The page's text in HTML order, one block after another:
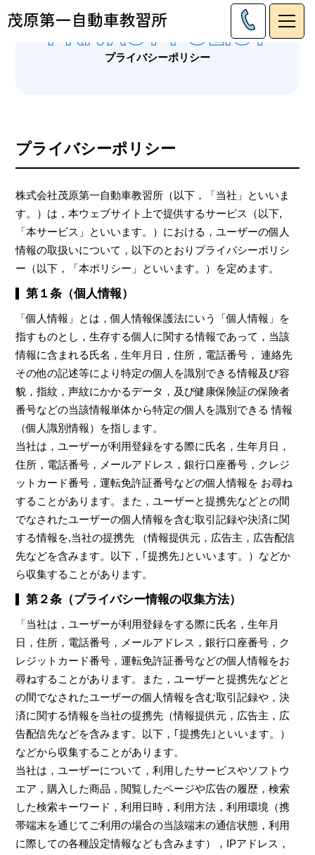
PRIVACY POLICY
プライバシーポリシー
プライバシーポリシー
株式会社茂原第一自動車教習所（以下，「当社」といいま
す。）は，本ウェブサイト上で提供するサービス（以下,
「本サービス」といいます。）における，ユーザーの個人
情報の取扱いについて，以下のとおりプライバシーポリシ
ー（以下，「本ポリシー」といいます。）を定めます。
第１条（個人情報）
「個人情報」とは，個人情報保護法にいう「個人情報」を
指すものとし，生存する個人に関する情報であって，当該
情報に含まれる氏名，生年月日，住所，電話番号， 連絡先
その他の記述等により特定の個人を識別できる情報及び容
貌，指紋，声紋にかかるデータ，及び健康保険証の保険者
番号などの当該情報単体から特定の個人を識別できる 情報
（個人識別情報）を指します。
当社は，ユーザーが利用登録をする際に氏名，生年月日，
住所，電話番号，メールアドレス，銀行口座番号，クレジ
ットカード番号，運転免許証番号などの個人情報を お尋ね
することがあります。また，ユーザーと提携先などとの間
でなされたユーザーの個人情報を含む取引記録や決済に関
する情報を,当社の提携先 （情報提供元，広告主，広告配信
先などを含みます。以下，｢提携先｣といいます。）などか
ら収集することがあります。
第２条（プライバシー情報の収集方法）
「当社は，ユーザーが利用登録をする際に氏名，生年月
日，住所，電話番号，メールアドレス，銀行口座番号，ク
レジットカード番号，運転免許証番号などの個人情報をお
尋ねすることがあります。また，ユーザーと提携先などと
の間でなされたユーザーの個人情報を含む取引記録や，決
済に関する情報を当社の提携先（情報提供元，広告主，広
告配信先などを含みます。以下，｢提携先｣といいます。）
などから収集することがあります。
当社は，ユーザーについて，利用したサービスやソフトウ
エア，購入した商品，閲覧したページや広告の履歴，検索
した検索キーワード，利用日時，利用方法，利用環境（携
帯端末を通じてご利用の場合の当該端末の通信状態，利用
に際しての各種設定情報なども含みます），IPアドレス，